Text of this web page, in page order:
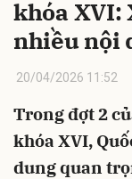
khóa XVI:
nhiều nội
20/04/2026 11:52
Trong đợt 2
khóa XVI,
dung quan